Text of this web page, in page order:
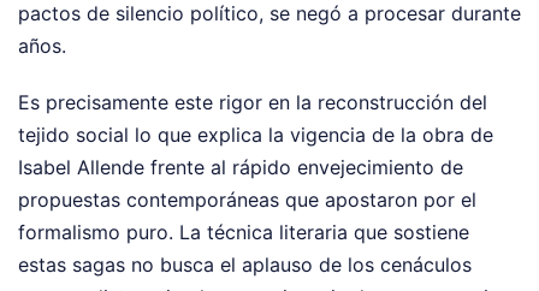
pactos de silencio político, se negó a procesar durante
años.
Es precisamente este rigor en la reconstrucción del
tejido social lo que explica la vigencia de la obra de
Isabel Allende frente al rápido envejecimiento de
propuestas contemporáneas que apostaron por el
formalismo puro. La técnica literaria que sostiene
estas sagas no busca el aplauso de los cenáculos